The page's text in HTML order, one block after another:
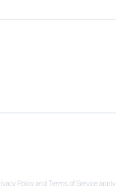
Policy and Terms of Service apply